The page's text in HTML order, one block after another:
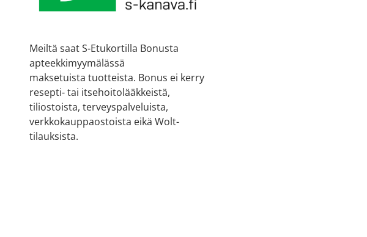
Meiltä saat S-Etukortilla Bonusta
apteekkimyymälässä
maksetuista tuotteista. Bonus ei kerry
resepti- tai itsehoitolääkkeistä,
tiliostoista, terveyspalveluista,
verkkokauppaostoista eikä Wolt-
tilauksista.